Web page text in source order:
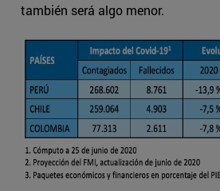
también será algo menor.